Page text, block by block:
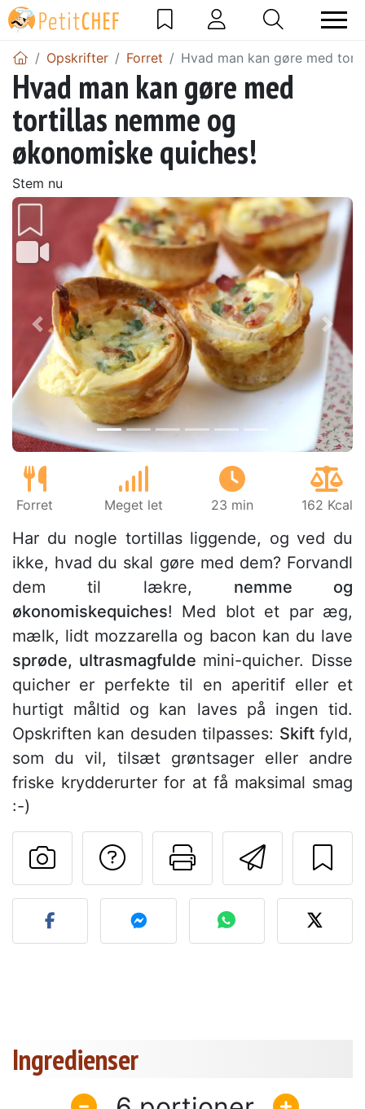
Opskrifter Forret Hvad man kan gøre med
Hvad man kan gøre med
tortillas nemme og
økonomiske quiches!
Stem nu
Tidligere
Forret Meget let 23 min 162 Kcal
Har du nogle tortillas liggende, og ved du
ikke, hvad du skal gøre med dem? Forvandl
dem til lækre, nemme og
økonomiskequiches! Med blot et par æg,
mælk, lidt mozzarella og bacon kan du lave
sprøde, ultrasmagfulde mini-quicher. Disse
quicher er perfekte til en aperitif eller et
hurtigt måltid og kan laves på ingen tid.
Opskriften kan desuden tilpasses: Skiftfyld,
som du vil, tilsæt grøntsager eller andre
friske krydderurter for at få maksimal smag
:-)
Send
Udskriv
Stil et spørgsmål
Send dit billede af denne
Ingredienser